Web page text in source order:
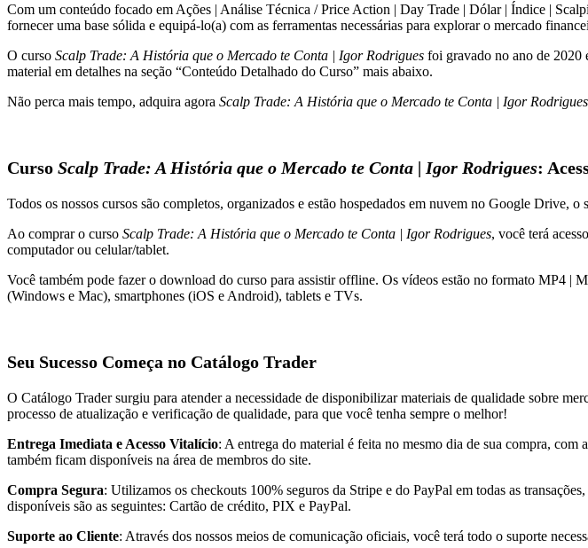
Igor
Rodrigues
Com um conteúdo focado em Ações | Análise Técnica / Price Action | Day Trade | Dólar | Índice |
fornecer uma base sólida e equipá-lo(a) com as ferramentas necessárias para explorar o mercado
O curso Scalp Trade: A História que o Mercado te Conta | Igor Rodrigues foi gravado no ano de 2020
material em detalhes na seção “Conteúdo Detalhado do Curso” mais abaixo.
Não perca mais tempo, adquira agora Scalp Trade: A História que o Mercado te Conta | Igor Rodrigues
Curso Scalp Trade: A História que o Mercado te Conta | Igor Rodrigues:
Todos os nossos cursos são completos, organizados e estão hospedados em nuvem no Google Drive,
Ao comprar o curso Scalp Trade: A História que o Mercado te Conta | Igor Rodrigues, você terá
computador ou celular/tablet.
Você também pode fazer o download do curso para assistir offline. Os vídeos estão no formato MP4 |
(Windows e Mac), smartphones (iOS e Android), tablets e TVs.
Seu Sucesso Começa no Catálogo Trader
O Catálogo Trader surgiu para atender a necessidade de disponibilizar materiais de qualidade sobre
processo de atualização e verificação de qualidade, para que você tenha sempre o melhor!
Entrega Imediata e Acesso Vitalício: A entrega do material é feita no mesmo dia de sua compra,
também ficam disponíveis na área de membros do site.
Compra Segura: Utilizamos os checkouts 100% seguros da Stripe e do PayPal em todas as
disponíveis são as seguintes: Cartão de crédito, PIX e PayPal.
Suporte ao Cliente: Através dos nossos meios de comunicação oficiais, você terá todo o suporte